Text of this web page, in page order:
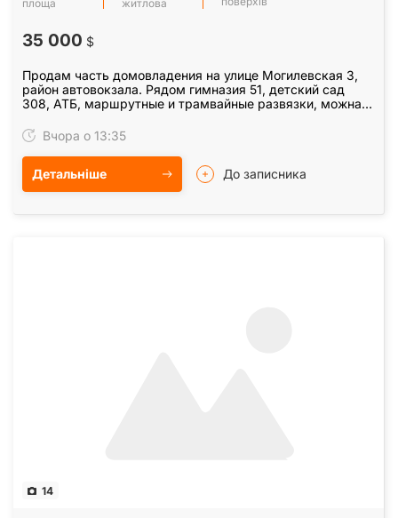
площа житлова
35 000 $
Продам часть домовладения на улице Могилевская 3,
район автовокзала. Рядом гимназия 51, детский сад
308, АТБ, маршрутные и трамвайные развязки, можна
Вчора о 13:35
Детальніше До записника
14